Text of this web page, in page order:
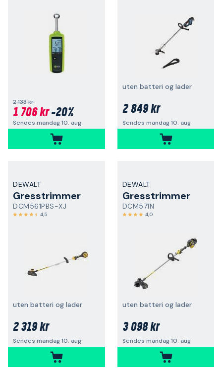
2 133 kr
1 706 kr-20%
Sendes mandag 10. aug
uten batteri og lader
2 849 kr
Sendes mandag 10. aug
DEWALT
Gresstrimmer
DCM561PBS-XJ
4,5
uten batteri og lader
2 319 kr
Sendes mandag 10. aug
DEWALT
Gresstrimmer
DCM571N
4,0
uten batteri og lader
3 098 kr
Sendes mandag 10. aug